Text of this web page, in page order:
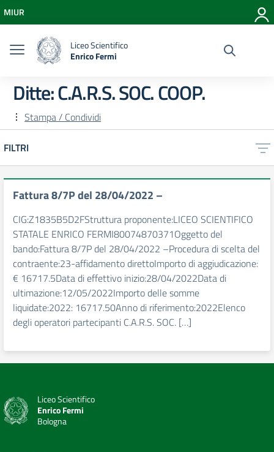
Vai al menu di navigazione
Vai al footer
MIUR
Liceo Scientifico
Enrico Fermi
Ditte:C.A.R.S. SOC. COOP.
Stampa / Condividi
FILTRI
Fattura 8/7P del 28/04/2022 –
CIG:Z1835B5D2FStruttura proponente:LICEO SCIENTIFICO
STATALE ENRICO FERMI80074870371Oggetto del
bando:Fattura 8/7P del 28/04/2022 –Procedura di scelta del
contraente:23-affidamento direttoImporto di aggiudicazione:
€ 16717.5Data di effettivo inizio:28/04/2022Data di
ultimazione:12/05/2022Importo delle somme
liquidate:2022: 16717.50Anno di riferimento:2022Elenco
degli operatori partecipanti C.A.R.S. SOC. […]
Liceo Scientifico
Enrico Fermi
Bologna